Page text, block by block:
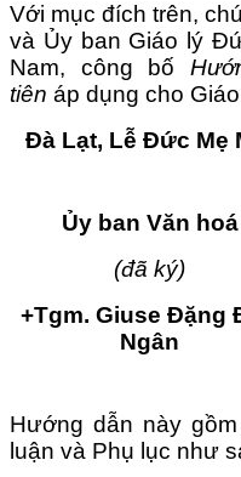
Với mục đích trên,
và Ủy ban Giáo lý
Nam, công bố
tiên áp dụng cho
Đà Lạt, Lễ Đức Mẹ
Ủy ban Văn hoá
(đã ký)
+Tgm. Giuse Đặng
Ngân
Hướng dẫn này
luận và Phụ lục như